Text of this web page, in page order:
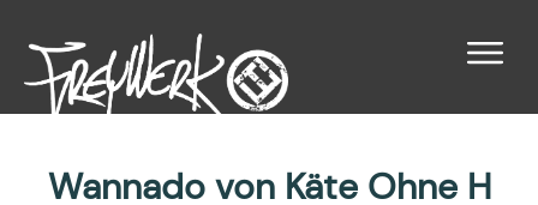
Wannado von Käte Ohne H